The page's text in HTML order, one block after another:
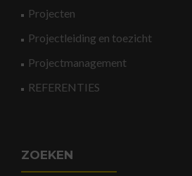
Projecten
Projectleiding en toezicht
Projectmanagement
REFERENTIES
ZOEKEN